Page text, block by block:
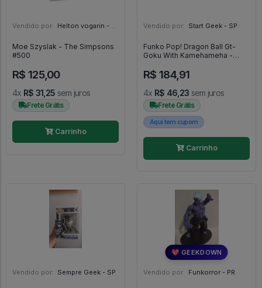
Vendido por: Helton vogarin - SP
Moe Szyslak - The Simpsons
#500
R$ 125,00
4x R$ 31,25 sem juros
Frete Grátis
Carrinho
Vendido por: Start Geek - SP
Funko Pop! Dragon Ball Gt-
Goku With Kamehameha -
R$ 184,91
4x R$ 46,23 sem juros
Frete Grátis
Aqui tem cupom
Carrinho
Vendido por: Sempre Geek - SP
💖 GEEKDOWN
Vendido por: Funkorror - PR